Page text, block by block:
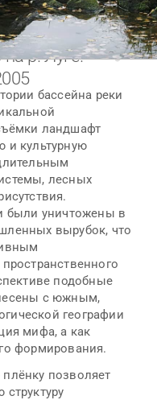
р. Луге.
бассейна реки
ландшафт
и культурную
лесных
были уничтожены в
вырубок, что
подобные
с южным,
географии
мифа, а как
формирования.
позволяет